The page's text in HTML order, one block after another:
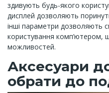
здивують будь-якого
дисплей дозволяють
інші параметри дозволяють
користування комп’ютером,
можливостей.
Аксесуари
обрати до